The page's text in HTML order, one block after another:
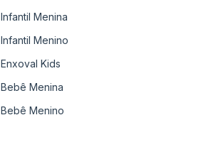
Infantil Menina
Infantil Menino
Enxoval Kids
Bebê Menina
Bebê Menino